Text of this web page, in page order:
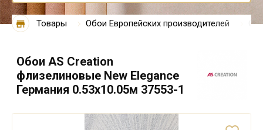
Товары Обои Европейских производителей
Обои AS Creation
флизелиновые New Elegance
Германия 0.53х10.05м 37553-1